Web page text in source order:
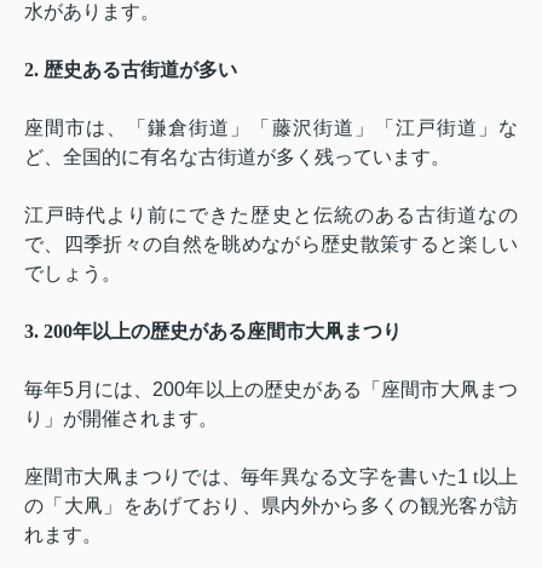
水があります。
2. 歴史ある古街道が多い
座間市は、「鎌倉街道」「藤沢街道」「江戸街道」な
ど、全国的に有名な古街道が多く残っています。
江戸時代より前にできた歴史と伝統のある古街道なの
で、四季折々の自然を眺めながら歴史散策すると楽しい
でしょう。
3. 200年以上の歴史がある座間市大凧まつり
毎年5 月には、 200年以上の歴史がある「座間市大凧まつ
り」が開催されます。
座間市大凧まつりでは、毎年異なる文字を書いた1 t 以上
の「大凧」をあげており、県内外から多くの観光客が訪
れます。